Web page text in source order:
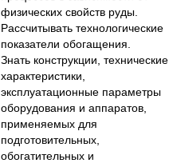
формирование
мотивации к
самостоятельному
повышению уровня
профессиональных
навыков в области
инженерно-
геологических
исследований.
физических свойств руды.
Рассчитывать технологические
показатели обогащения.
Знать конструкции, технические
характеристики,
эксплуатационные параметры
оборудования и аппаратов,
применяемых для
подготовительных,
обогатительных и